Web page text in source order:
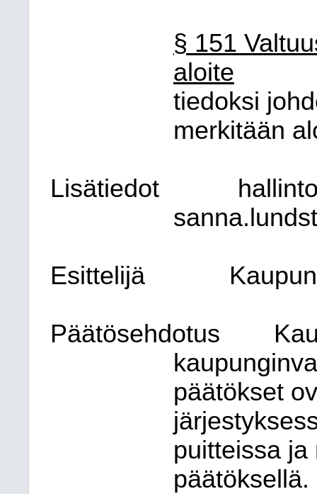
§ 151
aloite
tiedoksi
merkitään
Lisätiedot
Esittelijä
Päätösehdotus
päätökset
puitteissa
päätöksellä.